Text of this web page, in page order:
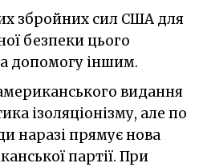
збройних сил США для
безпеки цього
допомогу іншим.
американського видання
ізоляціонізму, але по
наразі прямує нова
партії. При